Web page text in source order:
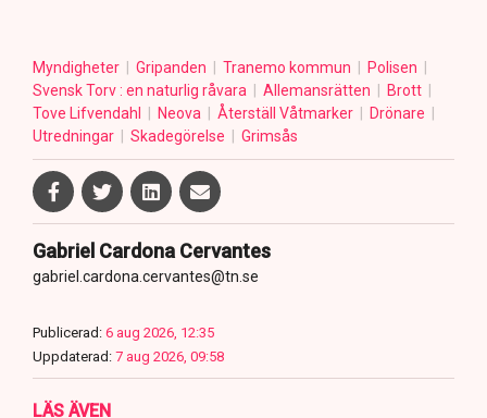
Myndigheter Gripanden Tranemo kommun
Polisen
Svensk Torv : en naturlig råvara
Allemansrätten
Brott
Tove Lifvendahl
Neova Återställ Våtmarker
Drönare
Utredningar
Skadegörelse Grimsås
Gabriel Cardona Cervantes
gabriel.cardona.cervantes@tn.se
Publicerad: 6 aug 2026, 12:35
Uppdaterad: 7 aug 2026, 09:58
LÄS ÄVEN